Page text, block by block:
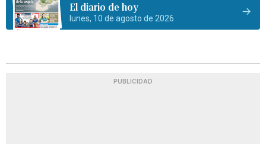
El diario de hoy
lunes, 10 de agosto de 2026
PUBLICIDAD